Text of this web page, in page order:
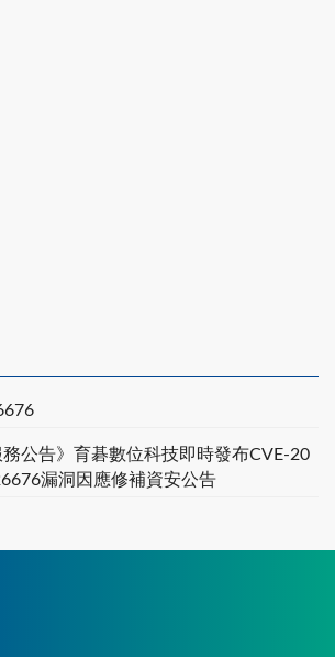
公告》育碁數位科技即時發布CVE-20
漏洞因應修補資安公告